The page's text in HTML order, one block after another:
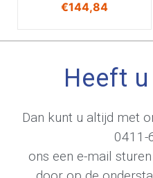
€144,84
Heeft
Dan kunt u altijd met
0411-
ons een e-mail